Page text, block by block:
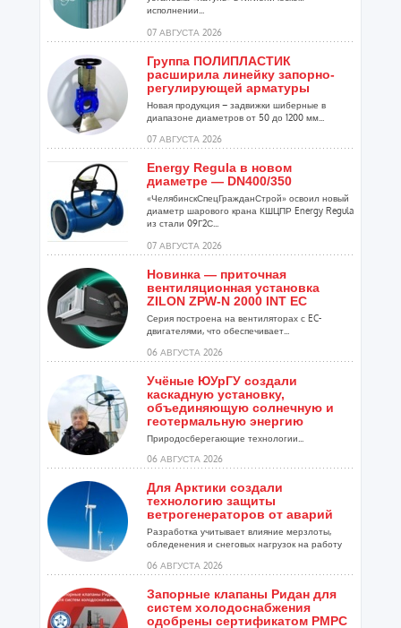
исполнении...
07 АВГУСТА 2026
Группа ПОЛИПЛАСТИК
расширила линейку запорно-
регулирующей арматуры
Новая продукция – задвижки шиберные в
диапазоне диаметров от 50 до 1200 мм...
07 АВГУСТА 2026
Energy Regula в новом
диаметре — DN400/350
«ЧелябинскСпецГражданСтрой» освоил новый
диаметр шарового крана КШЦПР Energy Regula
из стали 09Г2С...
07 АВГУСТА 2026
Новинка — приточная
вентиляционная установка
ZILON ZPW-N 2000 INT EC
Серия построена на вентиляторах с EC-
двигателями, что обеспечивает...
06 АВГУСТА 2026
Учёные ЮУрГУ создали
каскадную установку,
объединяющую солнечную и
геотермальную энергию
Природосберегающие технологии...
06 АВГУСТА 2026
Для Арктики создали
технологию защиты
ветрогенераторов от аварий
Разработка учитывает влияние мерзлоты,
обледенения и снеговых нагрузок на работу
06 АВГУСТА 2026
Запорные клапаны Ридан для
систем холодоснабжения
одобрены сертификатом РМРС